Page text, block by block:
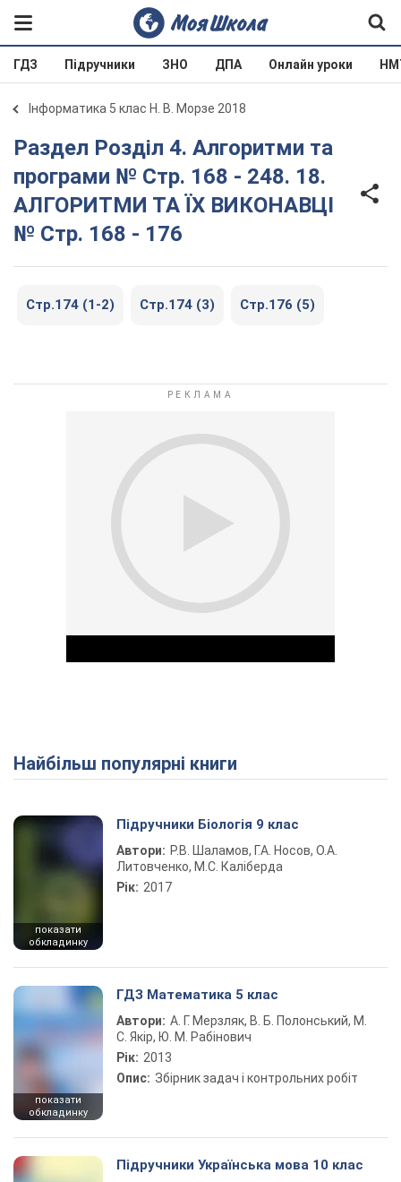
ГДЗ Підручники ЗНО ДПА Онлайн уроки
Інформатика 5 клас Н. В. Морзе 2018
Раздел Розділ 4. Алгоритми та
програми № Стр. 168 - 248. 18.
АЛГОРИТМИ ТА ЇХ ВИКОНАВЦІ
№ Стр. 168 - 176
Стр.174 (1-2) Стр.174 (3) Стр.176 (5)
Play Video
Найбільш популярні книги
показати
обкладинку
Підручники Біологія 9 клас
Автори: Р.В. Шаламов, Г.А. Носов, О.А.
Литовченко, М.С. Каліберда
Рік: 2017
показати
обкладинку
ГДЗ Математика 5 клас
Автори: А. Г. Мерзляк, В. Б. Полонський, М.
С. Якір, Ю. М. Рабінович
Рік: 2013
Опис: Збірник задач і контрольних робіт
Підручники Українська мова 10 клас